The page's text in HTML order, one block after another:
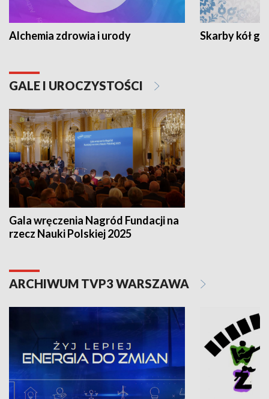
Alchemia zdrowia i urody Skarby kół
GALE I UROCZYSTOŚCI
Gala wręczenia Nagród Fundacji na
rzecz Nauki Polskiej 2025
ARCHIWUM TVP3 WARSZAWA